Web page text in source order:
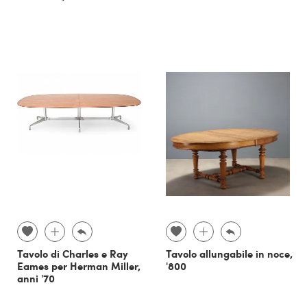
Tavolo di Charles e Ray
Eames per Herman Miller,
anni '70
Tavolo allungabile in noce,
'800